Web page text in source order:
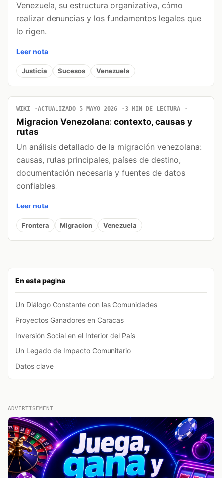
En esta pagina
Un Diálogo Constante con las Comunidades
Proyectos Ganadores en Caracas
Inversión Social en el Interior del País
Un Legado de Impacto Comunitario
Datos clave
Venezuela, su estructura organizativa, cómo
realizar denuncias y los fundamentos legales que
lo rigen.
Leer nota
Justicia Sucesos Venezuela
WIKI ACTUALIZADO 5 MAYO 2026 3 MIN DE LECTURA
Migracion Venezolana: contexto, causas y
rutas
Un análisis detallado de la migración venezolana:
causas, rutas principales, países de destino,
documentación necesaria y fuentes de datos
confiables.
Leer nota
Frontera Migracion Venezuela
ADVERTISEMENT